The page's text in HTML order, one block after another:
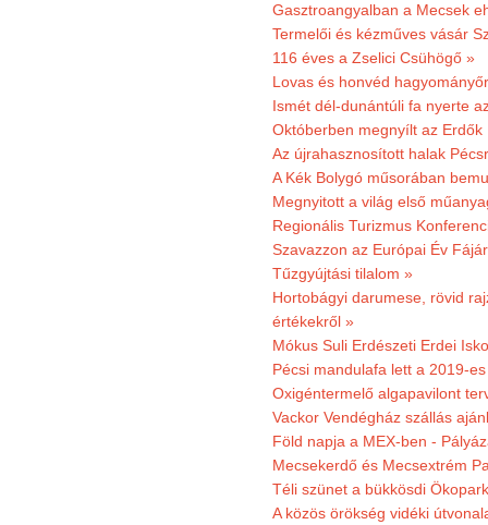
Gasztroangyalban a Mecsek
Termelői és kézműves vásár
116 éves a Zselici Csühögő »
Lovas és honvéd
Ismét dél-dunántúli fa nyerte
Októberben megnyílt az
Az újrahasznosított halak
A Kék Bolygó műsorában
Megnyitott a világ első
Regionális Turizmus
Szavazzon az Európai Év
Tűzgyújtási tilalom »
Hortobágyi darumese, rövid
értékekről »
Mókus Suli Erdészeti Erdei
Pécsi mandulafa lett a 2019-
Oxigéntermelő algapavilont
Vackor Vendégház szállás
Föld napja a MEX-ben -
Mecsekerdő és Mecsextrém
Téli szünet a bükkösdi
A közös örökség vidéki